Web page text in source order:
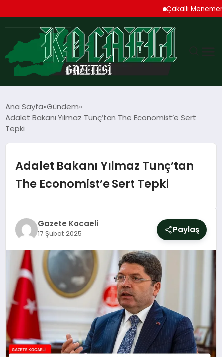
Çakallı Menemeni
TEKNOLOJI
SIYASET
YAŞAM
DÜNYA
SAĞLIK
Ana Sayfa Gündem
Adalet Bakanı Yılmaz Tunç’tan The Economist’e Sert
Tepki
Adalet Bakanı Yılmaz Tunç’tan
The Economist’e Sert Tepki
Gazete Kocaeli
17 Şubat 2025 Paylaş